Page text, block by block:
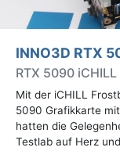
INNO3D RTX
RTX 5090
Mit der iCHILL
5090 Grafikkarte
hatten die
Testlab auf Herz